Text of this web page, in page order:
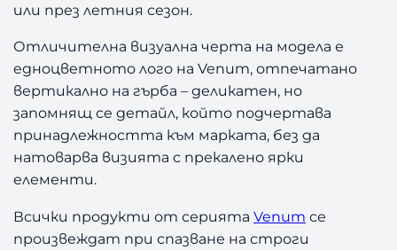
или през летния сезон.
Отличителна визуална черта на модела е
едноцветното лого на Venum, отпечатано
вертикално на гърба – деликатен, но
запомнящ се детайл, който подчертава
принадлежността към марката, без да
натоварва визията с прекалено ярки
елементи.
Всички продукти от сериятаVenum се
произвеждат при спазване на строги